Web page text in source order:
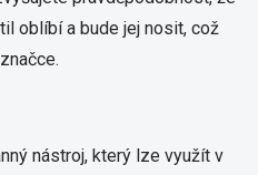
oblíbí a bude jej nosit, což
nástroj, který lze využít v